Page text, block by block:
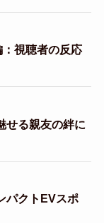
視聴者の反応
せる親友の絆に
パクトEVスポ